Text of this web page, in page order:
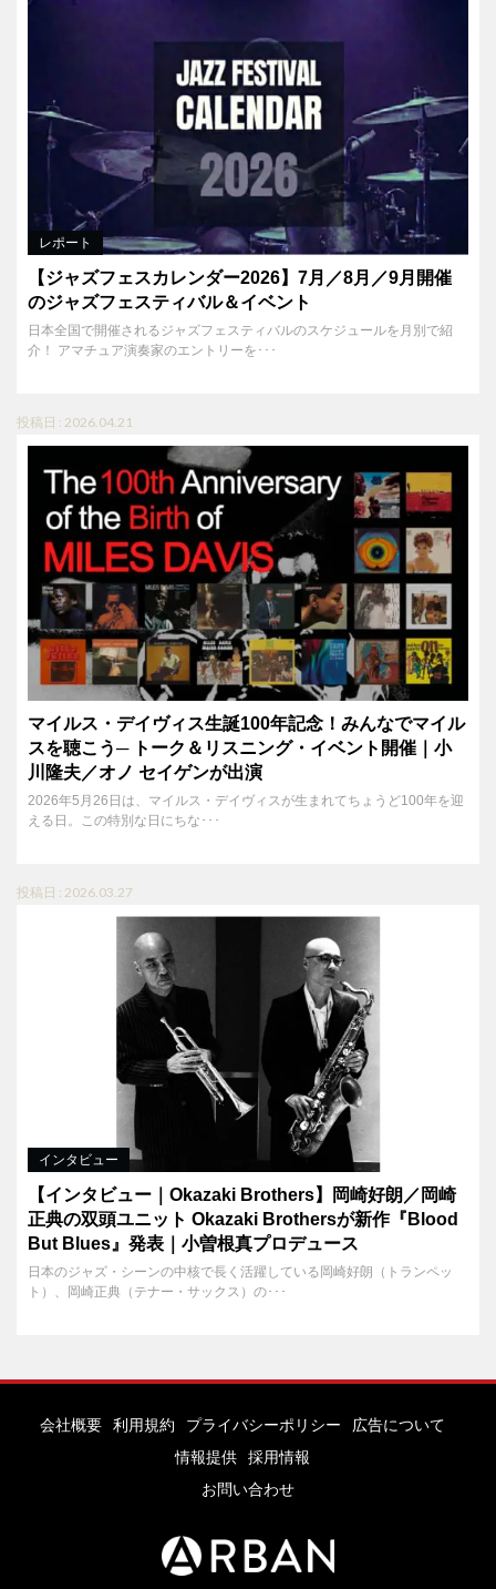
レポート
【ジャズフェスカレンダー2026】7月／8月／9月開催
のジャズフェスティバル＆イベント
日本全国で開催されるジャズフェスティバルのスケジュールを月別で紹
介！ アマチュア演奏家のエントリーを･･･
投稿日 : 2026.04.21
マイルス・デイヴィス生誕100年記念！みんなでマイル
スを聴こう─ トーク＆リスニング・イベント開催｜小
川隆夫／オノ セイゲンが出演
2026年5月26日は、マイルス・デイヴィスが生まれてちょうど100年を迎
える日。この特別な日にちな･･･
投稿日 : 2026.03.27
インタビュー
【インタビュー｜Okazaki Brothers】岡崎好朗／岡崎
正典の双頭ユニット Okazaki Brothersが新作『Blood
But Blues』発表｜小曽根真プロデュース
日本のジャズ・シーンの中核で長く活躍している岡崎好朗（トランペッ
ト）、岡崎正典（テナー・サックス）の･･･
会社概要 利用規約 プライバシーポリシー
広告について
情報提供
採用情報
お問い合わせ